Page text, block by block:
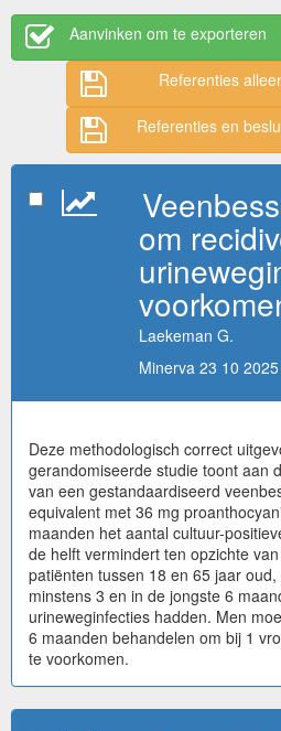
Aanvinken om te exporteren
Referenties
Referenties en
om
Laekeman G.
Minerva 23 10 2025
Deze methodologisch correct
gerandomiseerde studie toont aan
van een gestandaardiseerd
equivalent met 36 mg
maanden het aantal cultuur-
de helft vermindert ten opzichte
patiënten tussen 18 en 65 jaar
minstens 3 en in de jongste 6
urineweginfecties hadden. Men
6 maanden behandelen om bij 1
te voorkomen.